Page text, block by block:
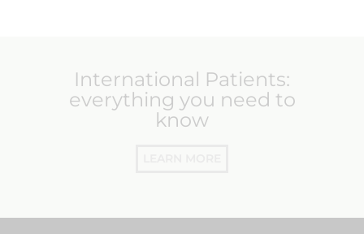
International Patients:
everything you need to
know